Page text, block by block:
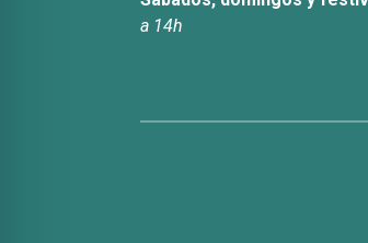
a 14h